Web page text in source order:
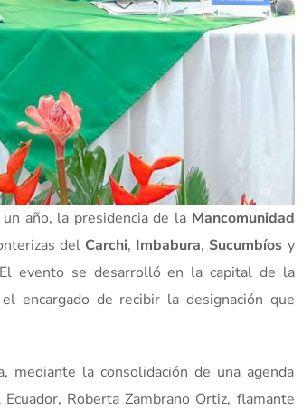
año, la presidencia de la Mancomunidad
del Carchi, Imbabura, Sucumbíos y
evento se desarrolló en la capital de la
encargado de recibir la designación que
mediante la consolidación de una agenda
Roberta Zambrano Ortiz, flamante